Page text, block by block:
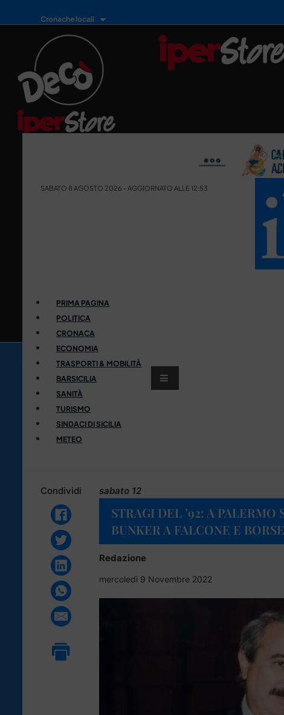
Cronache locali
SABATO 8 AGOSTO 2026 - AGGIORNATO ALLE 12:53
PRIMA PAGINA
POLITICA
CRONACA
ECONOMIA
TRASPORTI & MOBILITÀ
BARSICILIA
SANITÀ
TURISMO
SINDACI DI SICILIA
METEO
Condividi sabato 12
STRAGI DEL ’92: A
BUNKER A FALCONE E
Redazione
mercoledì 9 Novembre 2022